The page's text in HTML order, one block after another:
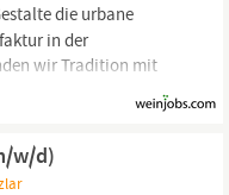
die urbane
in der
wir Tradition mit
unseres
eine
und
Aufgaben Akquise
w/d)